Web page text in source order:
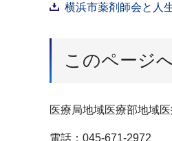
横浜市薬剤師会と人
このページ
医療局地域医療部地域
電話：045-671-2972